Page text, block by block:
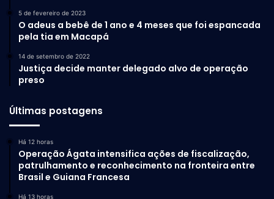
5 de fevereiro de 2023
O adeus a bebê de 1 ano e 4 meses que foi espancada
pela tia em Macapá
14 de setembro de 2022
Justiça decide manter delegado alvo de operação
preso
Últimas postagens
Há 12 horas
Operação Ágata intensifica ações de fiscalização,
patrulhamento e reconhecimento na fronteira entre
Brasil e Guiana Francesa
Há 13 horas